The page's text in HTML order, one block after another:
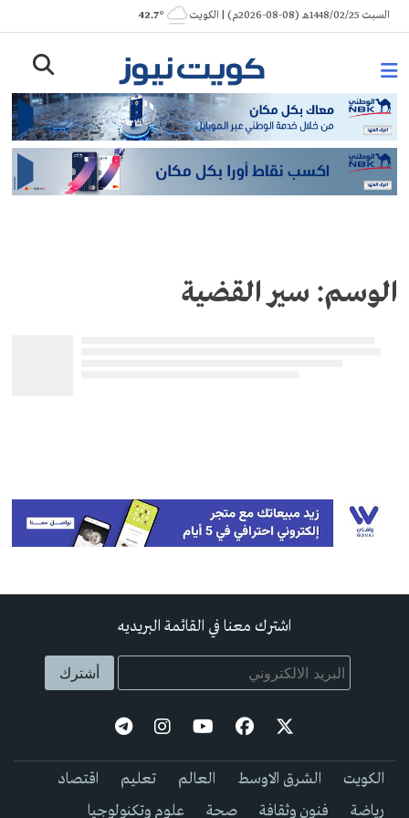
Skip
to
السبت 1448/02/25هـ (08-08-2026م) | الكويت ° 42.7
الوسم: سير القضية
اشترك معنا في القائمة البريديه
الكويت الشرق الاوسط العالم تعليم
اقتصاد
رياضة
فنون وثقافة صحة علوم وتكنولوجيا